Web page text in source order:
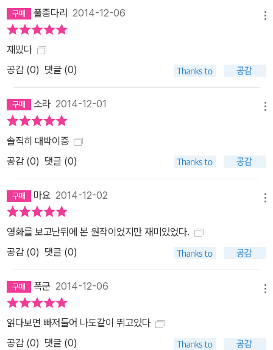
풀종다리 2014-12-06
재밌다
공감 (0) 댓글 (0)
소라 2014-12-01
솔직히 대박이증
공감 (0) 댓글 (0)
마요 2014-12-02
영화를 보고난뒤에 본 원작이었지만 재미있었다.
공감 (0) 댓글 (0)
폭군 2014-12-06
읽다보면 빠저들어 나도같이 뛰고있다
공감 (0) 댓글 (0)